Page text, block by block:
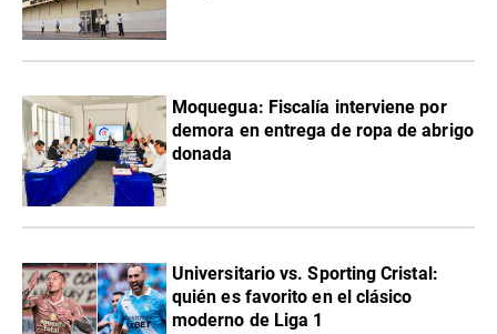
Moquegua: Fiscalía interviene por
demora en entrega de ropa de abrigo
donada
Universitario vs. Sporting Cristal:
quién es favorito en el clásico
moderno de Liga 1